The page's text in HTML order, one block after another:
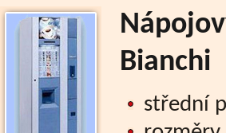
Bianchi
střední